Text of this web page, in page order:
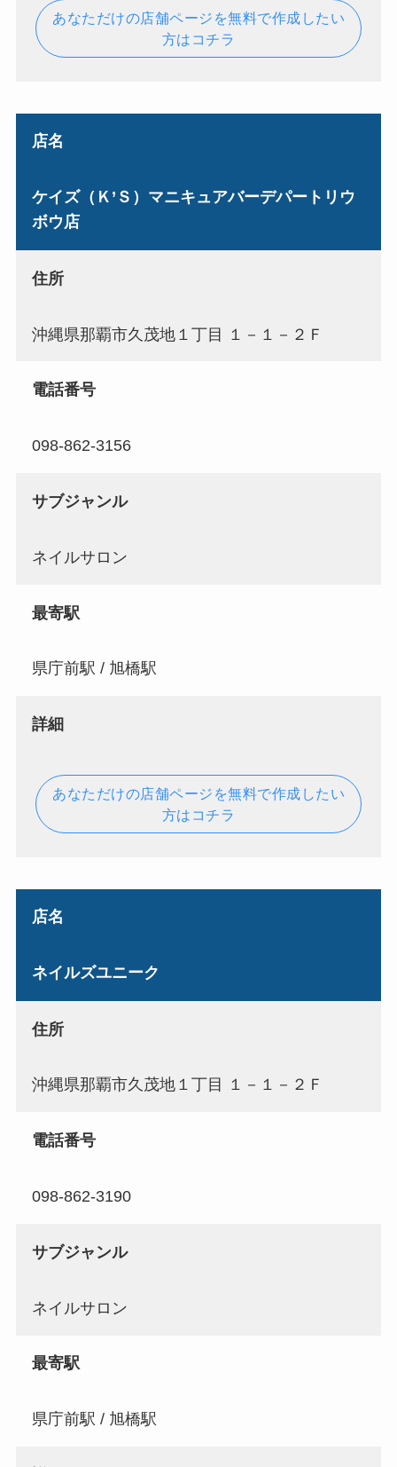
あなただけの店舗ページを無料で作成したい
方はコチラ
店名
ケイズ（Ｋ’Ｓ）マニキュアバーデパートリウ
ボウ店
住所
沖縄県那覇市久茂地１丁目 １－１－２Ｆ
電話番号
098-862-3156
サブジャンル
ネイルサロン
最寄駅
県庁前駅 / 旭橋駅
詳細
あなただけの店舗ページを無料で作成したい
方はコチラ
店名
ネイルズユニーク
住所
沖縄県那覇市久茂地１丁目 １－１－２Ｆ
電話番号
098-862-3190
サブジャンル
ネイルサロン
最寄駅
県庁前駅 / 旭橋駅